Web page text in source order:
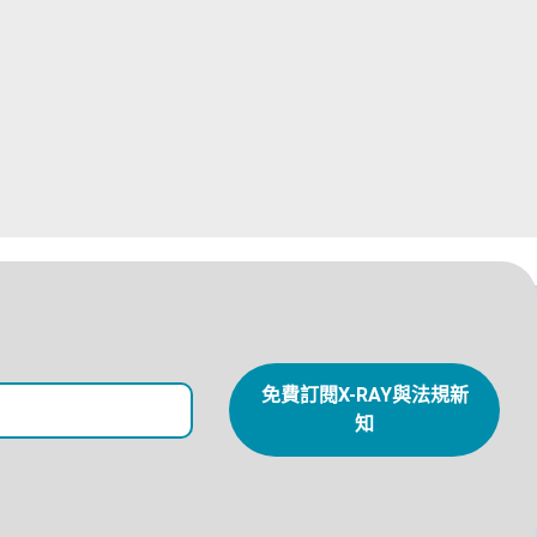
免費訂閱X-RAY與法規新
知